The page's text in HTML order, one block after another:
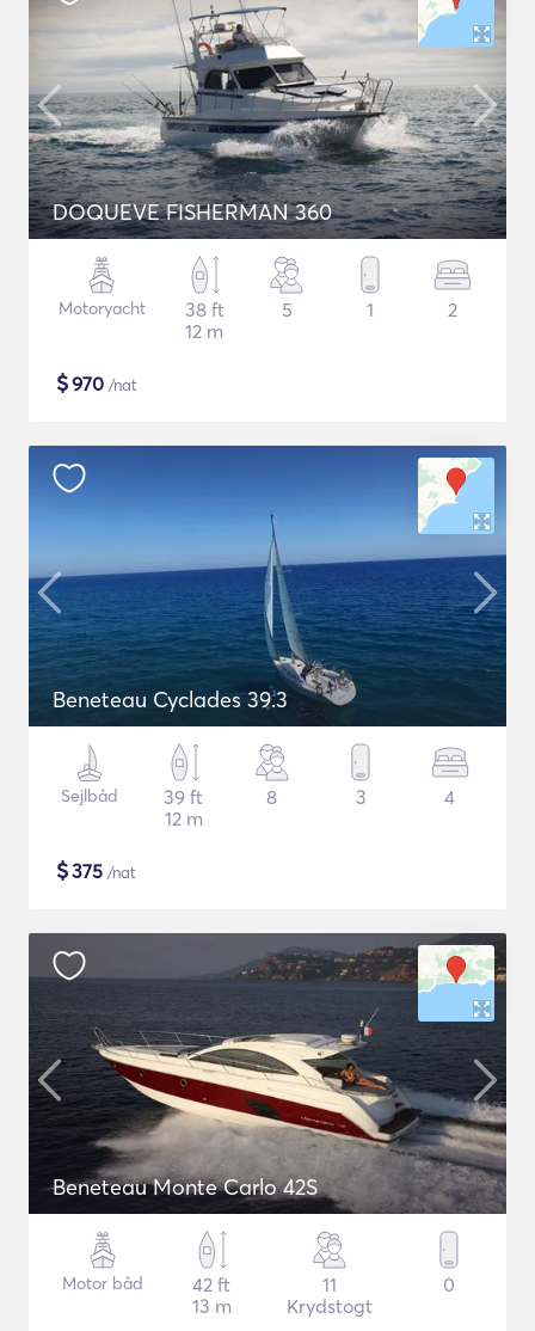
DOQUEVE FISHERMAN 360
Motoryacht
38 ft
12 m
5 1 2
$970 /nat
Beneteau Cyclades 39.3
Sejlbåd
39 ft
12 m
8 3 4
$375 /nat
Beneteau Monte Carlo 42S
Motor båd
42 ft
13 m
11
Krydstogt
0